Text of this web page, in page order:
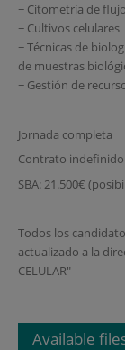
− Citometría de
− Cultivos celulares
− Técnicas de
de muestras
− Gestión de
Jornada completa
Contrato indefinido
SBA: 21.500€
Todos los
actualizado a la
CELULAR"
Available